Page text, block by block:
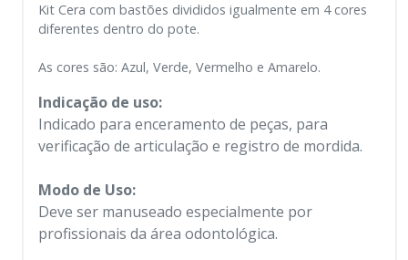
Kit Cera com bastões divididos igualmente em 4 cores
diferentes dentro do pote.
As cores são: Azul, Verde, Vermelho e Amarelo.
Indicação de uso:
Indicado para enceramento de peças, para
verificação de articulação e registro de mordida.
Modo de Uso:
Deve ser manuseado especialmente por
profissionais da área odontológica.